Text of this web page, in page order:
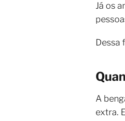
Já os
Dessa
A
extra.